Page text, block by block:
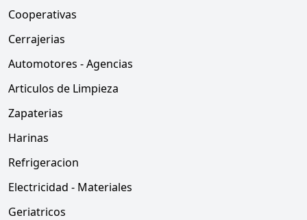
Cooperativas
Cerrajerias
Automotores - Agencias
Articulos de Limpieza
Zapaterias
Harinas
Refrigeracion
Electricidad - Materiales
Geriatricos